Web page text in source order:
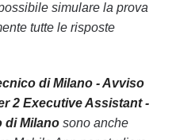
simulare la prova
tutte le risposte
di Milano - Avviso
2 Executive Assistant -
di Milano sono anche